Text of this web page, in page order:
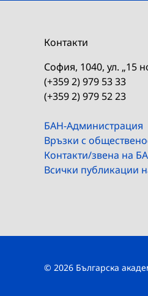
Контакти
София, 1040, ул. „15
(+359 2) 979 53 33
(+359 2) 979 52 23
БАН-Администрация
Връзки с
Контакти/звена на
Всички публикации
© 2026 Българска